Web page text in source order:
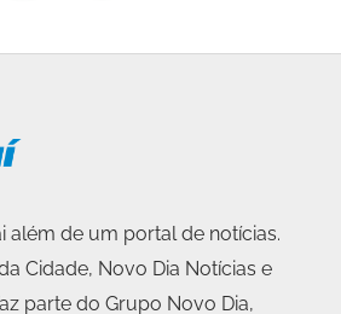
além de um portal de notícias.
Cidade, Novo Dia Notícias e
parte do Grupo Novo Dia,